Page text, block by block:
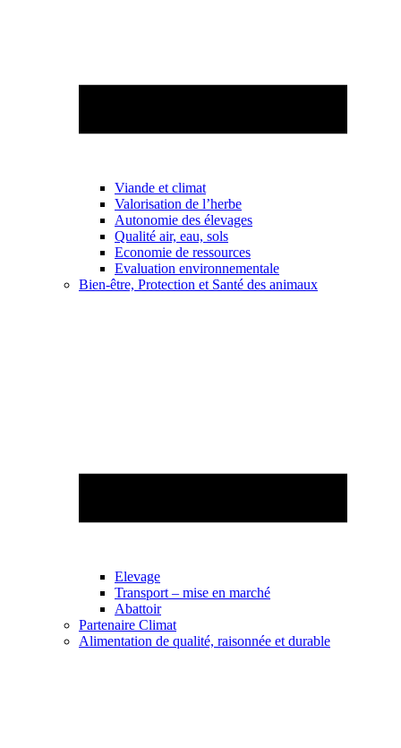
Viande et climat
Valorisation de l’herbe
Autonomie des élevages
Qualité air, eau, sols
Economie de ressources
Evaluation environnementale
Bien-être, Protection et Santé des animaux
Elevage
Transport – mise en marché
Abattoir
Partenaire Climat
Alimentation de qualité, raisonnée et durable